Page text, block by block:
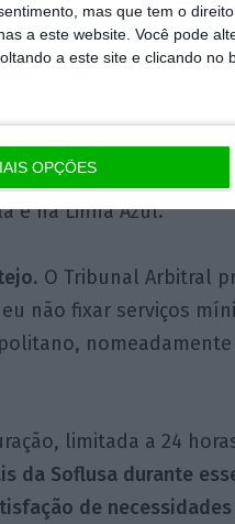
mas que tem o
a este website. Você pode
a este site e clicando no
OPÇÕES
de Lisboa em
que ocorre esta
mínimos
, que
e na Linha Azul.
. O Tribunal Arbitral
não fixar serviços
limitada a 24
da Soflusa durante
de